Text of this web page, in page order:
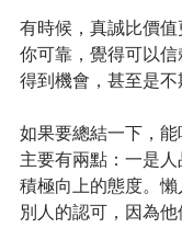
有時候，真誠比價
你可靠，覺得可以
得到機會，甚至是不
如果要總結一下，能
主要有兩點：一是
積極向上的態度。
別人的認可，因為